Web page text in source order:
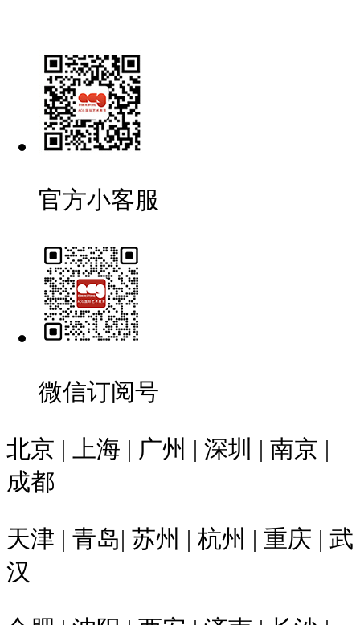
官方小客服
微信订阅号
北京 | 上海 | 广州 | 深圳 | 南京 |
成都
天津 | 青岛| 苏州 | 杭州 | 重庆 | 武
汉